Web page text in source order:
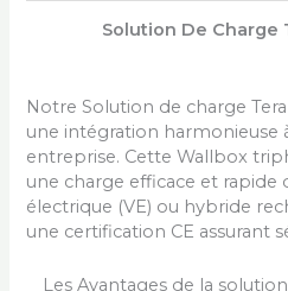
Solution De Charge
Notre Solution de charge
une intégration harmonieuse
entreprise. Cette Wallbox
une charge efficace et rapide
électrique (VE) ou hybride
une certification CE assurant
Les Avantages de la